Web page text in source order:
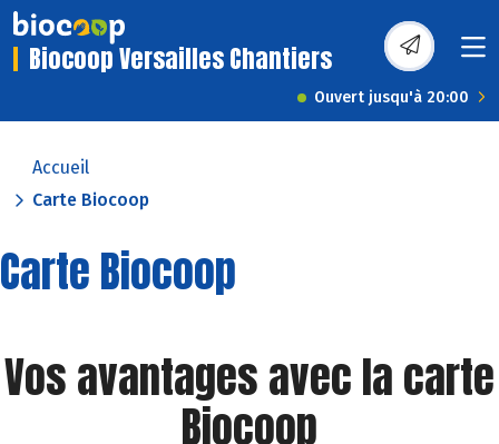
Biocoop Versailles Chantiers
Ouvert jusqu'à 20:00
Accueil
Carte Biocoop
Carte Biocoop
Vos avantages avec la carte
Biocoop